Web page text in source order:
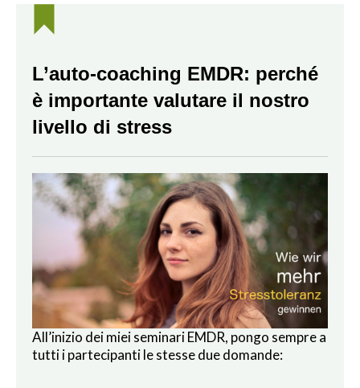
L’auto-coaching EMDR: perché
è importante valutare il nostro
livello di stress
All’inizio dei miei seminari EMDR, pongo sempre a
tutti i partecipanti le stesse due domande: